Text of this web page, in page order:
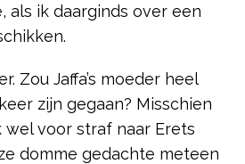
als ik daarginds over een
Zou Jaffa’s moeder heel
zijn gegaan? Misschien
wel voor straf naar Erets
domme gedachte meteen